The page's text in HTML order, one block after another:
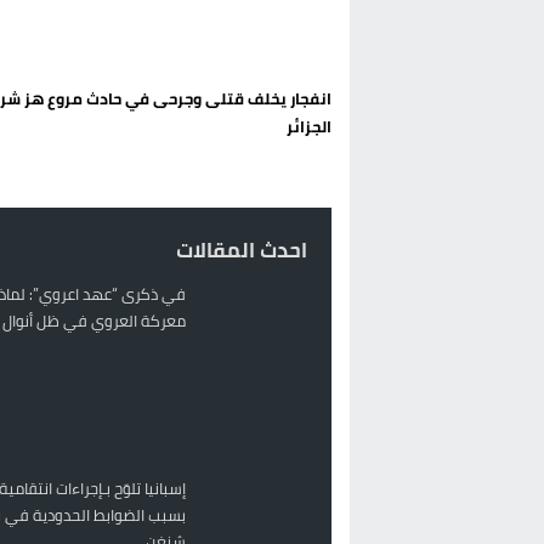
انفجار يخلف قتلى وجرحى في حادث مروع هز
الجزائر
احدث المقالات
في ذكرى “عهد اعروي”:
معركة العروي في ظل
إسبانيا تلوّح بـإجراءات
بسبب الضوابط الحدودية